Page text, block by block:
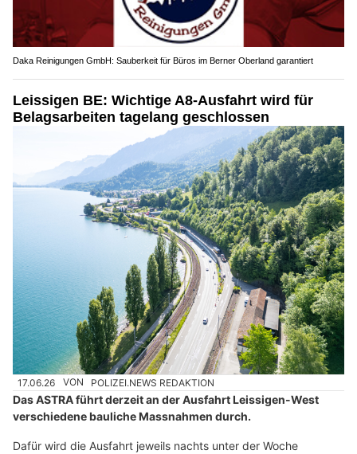
Daka Reinigungen GmbH: Sauberkeit für Büros im Berner Oberland garantiert
Leissigen BE: Wichtige A8-Ausfahrt wird für
Belagsarbeiten tagelang geschlossen
17.06.26 VON POLIZEI.NEWS REDAKTION
Das ASTRA führt derzeit an der Ausfahrt Leissigen-West
verschiedene bauliche Massnahmen durch.
Dafür wird die Ausfahrt jeweils nachts unter der Woche